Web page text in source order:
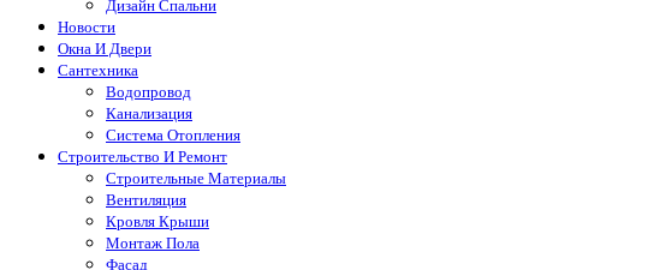
Дизайн Спальни
Новости
Окна И Двери
Сантехника
Водопровод
Канализация
Система Отопления
Строительство И Ремонт
Строительные Материалы
Вентиляция
Кровля Крыши
Монтаж Пола
Фасад